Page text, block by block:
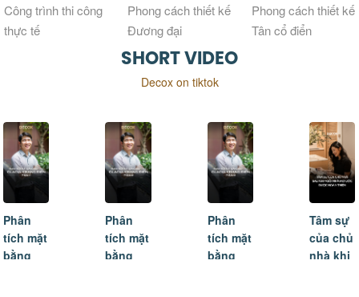
Phong cách thiết kế
Đương đại
Phong cách thiết kế
Tân cổ điển
(NeoClassical
Style)
tầng
SHORT VIDEO
Decox on tiktok
Phân
tích mặt
bằng
Phân
tích mặt
bằng
Tâm sự
của chủ
nhà khi
Sự tận
tâm và
lắng